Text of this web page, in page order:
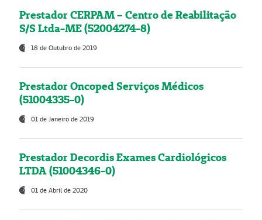
Prestador CERPAM – Centro de Reabilitação
S/S Ltda-ME (52004274-8)
18 de Outubro de 2019
Prestador Oncoped Serviços Médicos
(51004335-0)
01 de Janeiro de 2019
Prestador Decordis Exames Cardiológicos
LTDA (51004346-0)
01 de Abril de 2020